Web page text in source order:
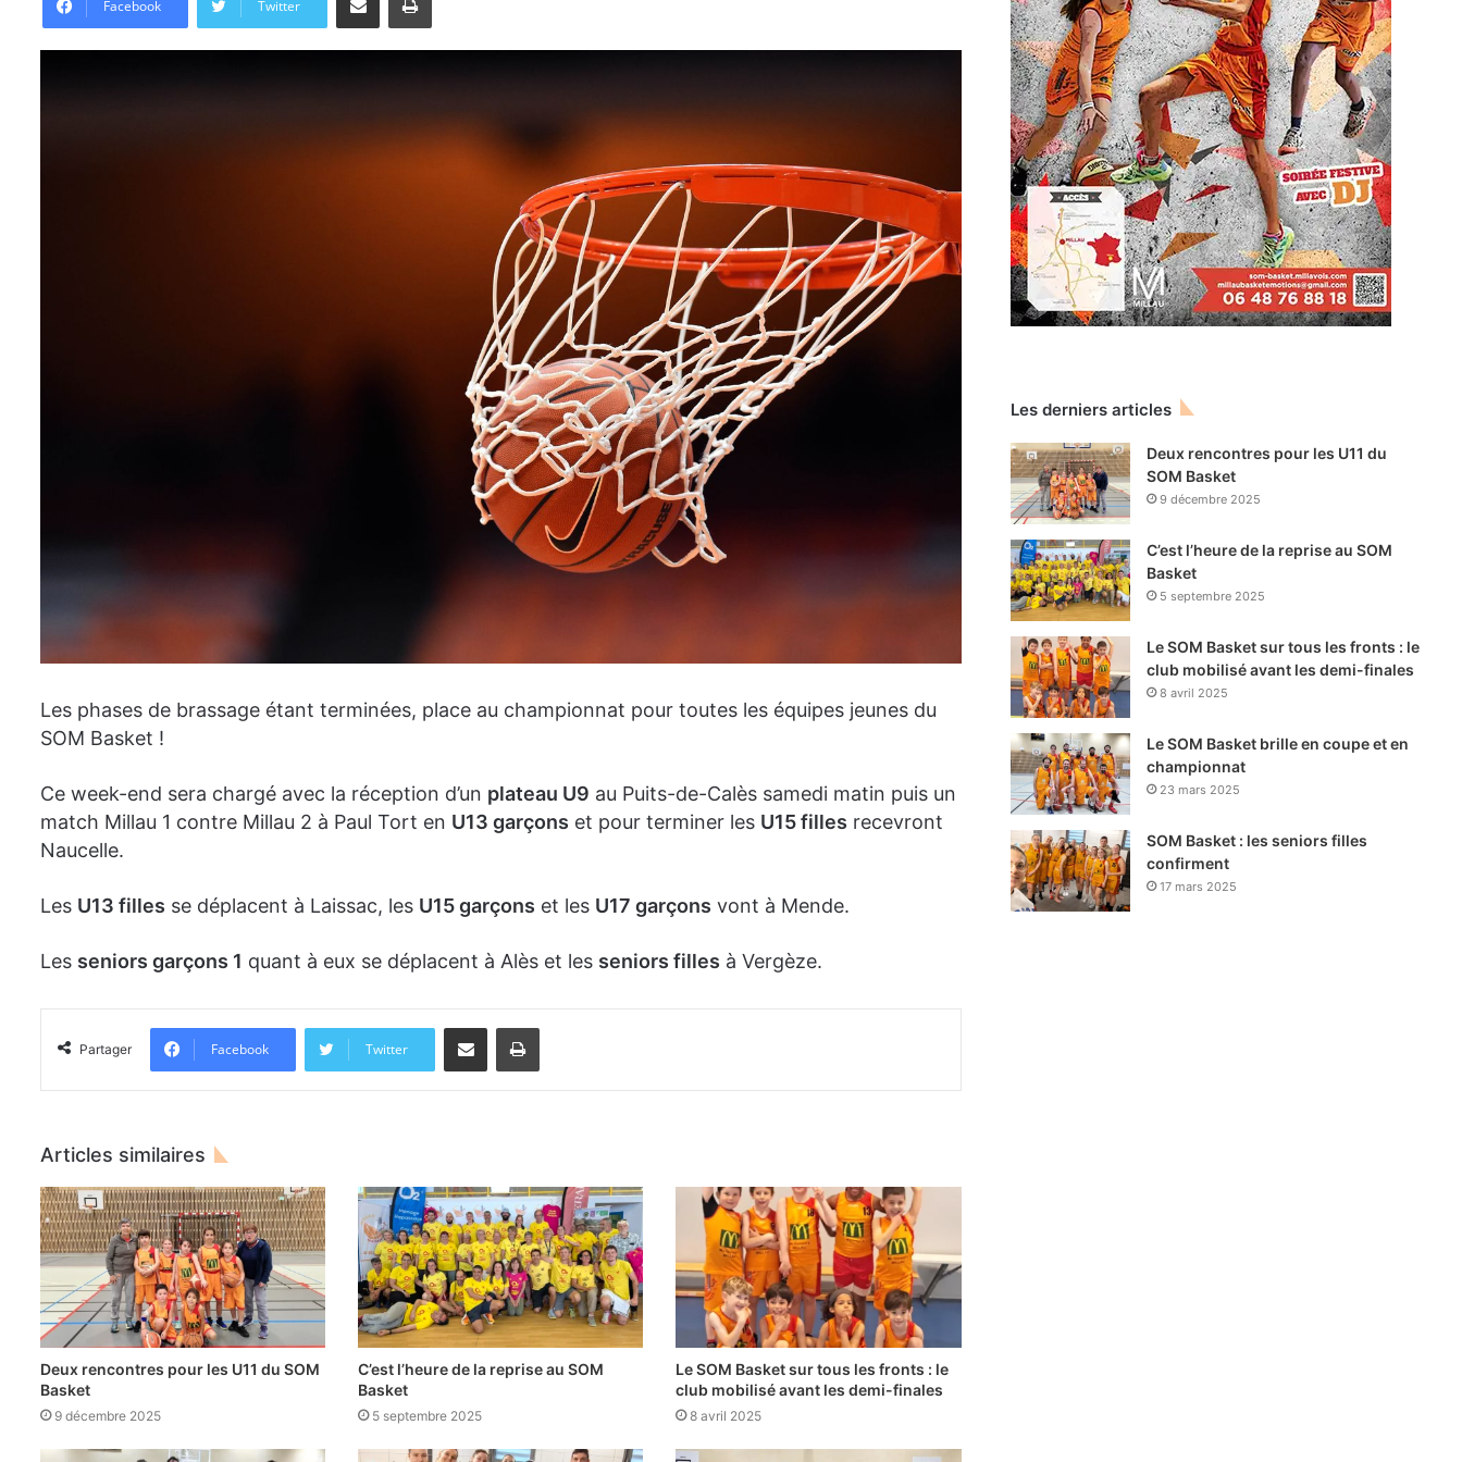
Facebook Twitter
Les phases de brassage étant terminées, place au championnat pour toutes les équipes jeunes du
SOM Basket !
Ce week-end sera chargé avec la réception d’un plateau U9 au Puits-de-Calès samedi matin puis un
match Millau 1 contre Millau 2 à Paul Tort en U13 garçons et pour terminer les U15 filles recevront
Naucelle.
Les U13 filles se déplacent à Laissac, les U15 garçons et les U17 garçons vont à Mende.
Les seniors garçons 1 quant à eux se déplacent à Alès et les seniors filles à Vergèze.
Partager Facebook Twitter
Articles similaires
Deux rencontres pour les U11 du SOM
Basket
9 décembre 2025
C’est l’heure de la reprise au SOM
Basket
5 septembre 2025
Le SOM Basket sur tous les fronts : le
club mobilisé avant les demi-finales
8 avril 2025
Les derniers articles
Deux rencontres pour les U11 du
SOM Basket
9 décembre 2025
C’est l’heure de la reprise au SOM
Basket
5 septembre 2025
Le SOM Basket sur tous les fronts : le
club mobilisé avant les demi-finales
8 avril 2025
Le SOM Basket brille en coupe et en
championnat
23 mars 2025
SOM Basket : les seniors filles
confirment
17 mars 2025